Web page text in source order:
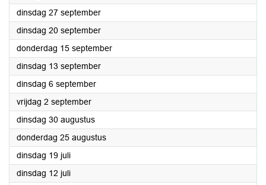
dinsdag 27 september2022
dinsdag 20 september2022
donderdag 15 september2022
dinsdag 13 september2022
dinsdag 6 september2022
vrijdag 2 september2022
dinsdag 30 augustus2022
donderdag 25 augustus2022
dinsdag 19 juli2022
dinsdag 12 juli2022